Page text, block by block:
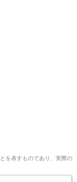
を表すものであり、実際の